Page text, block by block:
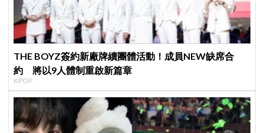
THE BOYZ簽約新廠牌續團體活動！成員NEW缺席合
約 將以9人體制重啟新篇章
KPOP